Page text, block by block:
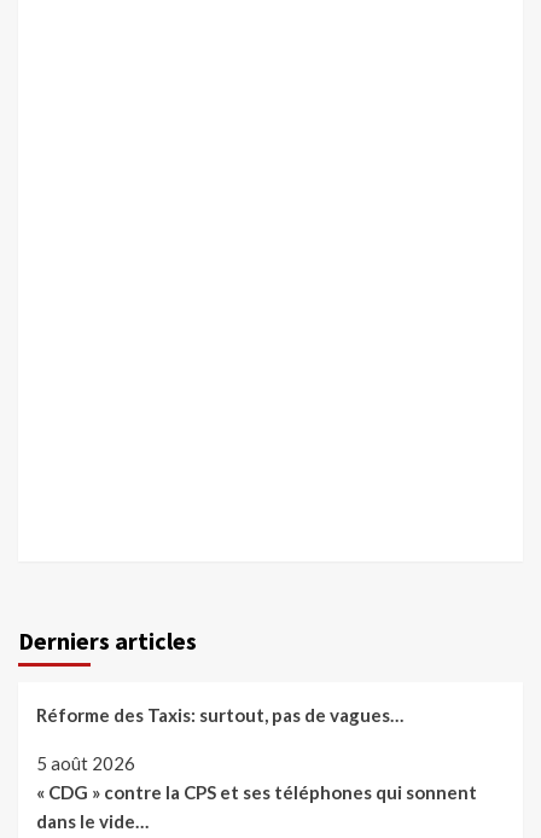
Derniers articles
Réforme des Taxis: surtout, pas de vagues…
5 août 2026
« CDG » contre la CPS et ses téléphones qui sonnent
dans le vide…